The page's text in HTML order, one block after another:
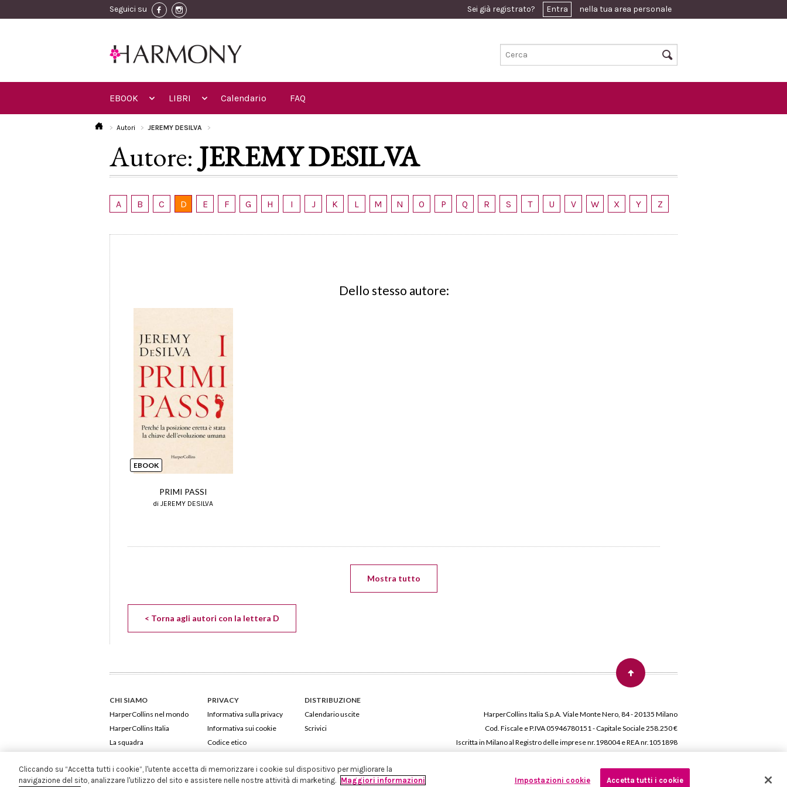
Seguici su Sei già registrato? Entra nella tua area personale
EBOOK LIBRI Calendario FAQ
Autori JEREMY DESILVA
Autore: JEREMY DESILVA
A B C D E F G H I J K L M N O P Q R S T U V W X Y Z
Dello stesso autore:
EBOOK
PRIMI PASSI
di JEREMY DESILVA
Mostra tutto
< Torna agli autori con la lettera D
CHI SIAMO
HarperCollins nel mondo
HarperCollins Italia
La squadra
PRIVACY
Informativa sulla privacy
Informativa sui cookie
Codice etico
DISTRIBUZIONE
Calendario uscite
Scrivici
HarperCollins Italia S.p.A. Viale Monte Nero, 84 - 20135 Milano
Cod. Fiscale e P.IVA 05946780151 - Capitale Sociale 258.250 €
Iscritta in Milano al Registro delle imprese nr.198004 e REA nr.1051898
Cliccando su “Accetta tutti i cookie”, l'utente accetta di memorizzare i cookie sul dispositivo per migliorare la
navigazione del sito, analizzare l'utilizzo del sito e assistere nelle nostre attività di marketing. Maggiori informazioni Impostazioni cookie Accetta tutti i cookie